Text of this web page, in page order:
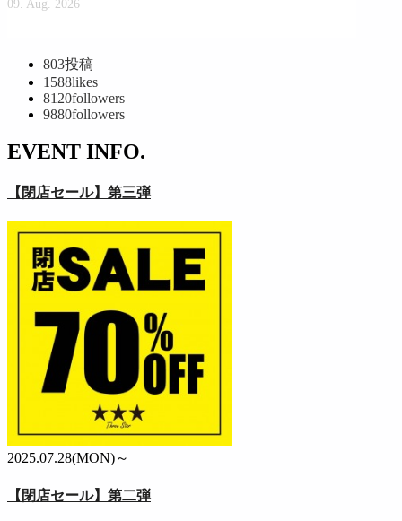
09. Aug. 2026
803投稿
1588likes
8120followers
9880followers
EVENT INFO.
【閉店セール】第三弾
2025.07.28(MON)～
【閉店セール】第二弾